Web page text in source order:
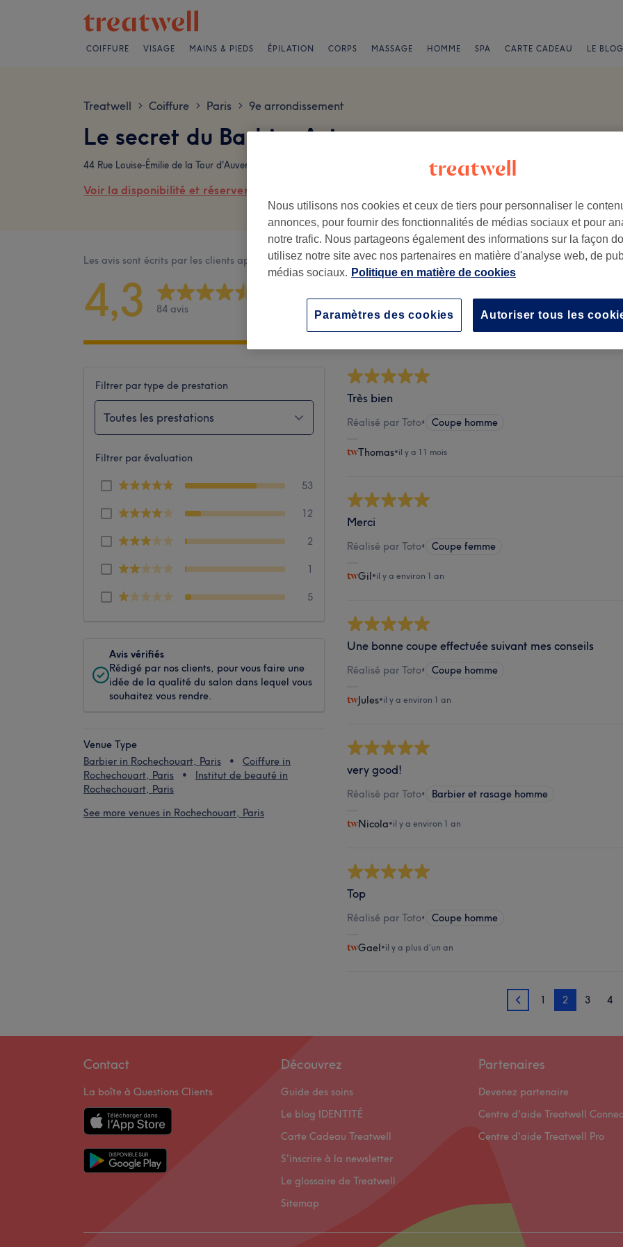
COIFFURE VISAGE MAINS & PIEDS ÉPILATION CORPS MASSAGE HOMME SPA CARTE CADEAU LE
Treatwell > Coiffure > Paris > 9e arrondissement
Le secret du Barbier Avis
44 Rue Louise-Émilie de la Tour d'Auvergne, 75009 Paris, France
Voir la disponibilité et réserver en ligne
Les avis sont écrits par les clients après leur visite.
4,3 84 avis Propreté
Filtrer par type de prestation
Toutes les prestations
Filtrer par évaluation
53
12
2
1
5
Avis vérifiés
Rédigé par nos clients, pour vous faire une
idée de la qualité du salon dans lequel vous
souhaitez vous rendre.
Venue Type
Barbier in Rochechouart, Paris
Coiffure in
Rochechouart, Paris
Institut de beauté in
Rochechouart, Paris
See more venues in Rochechouart, Paris
Très bien
Réalisé par Toto• Coupe homme
Thomas•il y a 11 mois
Merci
Réalisé par Toto• Coupe femme
Gil•il y a environ 1 an
Une bonne coupe effectuée suivant mes conseils
Réalisé par Toto• Coupe homme
Jules•il y a environ 1 an
very good!
Réalisé par Toto• Barbier et rasage homme
Nicola•il y a environ 1 an
Top
Réalisé par Toto• Coupe homme
Gael•il y a plus d’un an
1 1 2 3 4
Contact
La boîte à Questions Clients
Découvrez
Guide des soins
Le blog IDENTITÉ
Carte Cadeau Treatwell
S'inscrire à la newsletter
Le glossaire de Treatwell
Sitemap
Partenaires
Devenez partenaire
Centre d'aide Treatwell
Centre d'aide Treatwell Pro
Nous utilisons nos cookies et ceux de tiers pour personnaliser le
annonces, pour fournir des fonctionnalités de médias sociaux et pour
notre trafic. Nous partageons également des informations sur la façon
utilisez notre site avec nos partenaires en matière d'analyse web, de
médias sociaux. Politique en matière de cookies
Autoriser tous les
Paramètres des cookies